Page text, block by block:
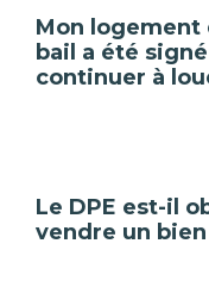
Mon logement
bail a été
continuer à
Le DPE est-il
vendre un bien